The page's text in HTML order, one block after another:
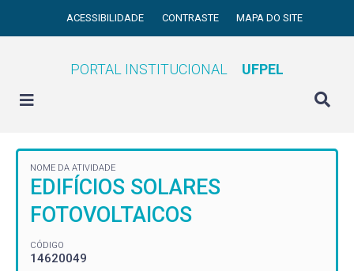
ACESSIBILIDADE CONTRASTE MAPA DO SITE
PORTAL INSTITUCIONAL UFPEL
NOME DA ATIVIDADE
EDIFÍCIOS SOLARES
FOTOVOLTAICOS
CÓDIGO
14620049